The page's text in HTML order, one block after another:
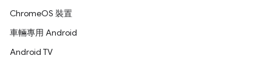
ChromeOS 裝置
車輛專用 Android
Android TV